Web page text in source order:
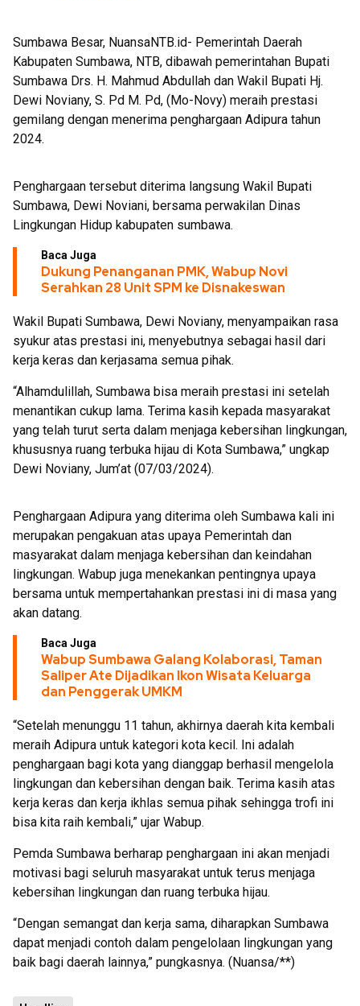
Sumbawa Besar, NuansaNTB.id- Pemerintah Daerah
Kabupaten Sumbawa, NTB, dibawah pemerintahan Bupati
Sumbawa Drs. H. Mahmud Abdullah dan Wakil Bupati Hj.
Dewi Noviany, S. Pd M. Pd, (Mo-Novy) meraih prestasi
gemilang dengan menerima penghargaan Adipura tahun
2024.
Penghargaan tersebut diterima langsung Wakil Bupati
Sumbawa, Dewi Noviani, bersama perwakilan Dinas
Lingkungan Hidup kabupaten sumbawa.
Baca Juga
Dukung Penanganan PMK, Wabup Novi
Serahkan 28 Unit SPM ke Disnakeswan
Wakil Bupati Sumbawa, Dewi Noviany, menyampaikan rasa
syukur atas prestasi ini, menyebutnya sebagai hasil dari
kerja keras dan kerjasama semua pihak.
“Alhamdulillah, Sumbawa bisa meraih prestasi ini setelah
menantikan cukup lama. Terima kasih kepada masyarakat
yang telah turut serta dalam menjaga kebersihan lingkungan,
khususnya ruang terbuka hijau di Kota Sumbawa,” ungkap
Dewi Noviany, Jum’at (07/03/2024).
Penghargaan Adipura yang diterima oleh Sumbawa kali ini
merupakan pengakuan atas upaya Pemerintah dan
masyarakat dalam menjaga kebersihan dan keindahan
lingkungan. Wabup juga menekankan pentingnya upaya
bersama untuk mempertahankan prestasi ini di masa yang
akan datang.
Baca Juga
Wabup Sumbawa Galang Kolaborasi, Taman
Saliper Ate Dijadikan Ikon Wisata Keluarga
dan Penggerak UMKM
“Setelah menunggu 11 tahun, akhirnya daerah kita kembali
meraih Adipura untuk kategori kota kecil. Ini adalah
penghargaan bagi kota yang dianggap berhasil mengelola
lingkungan dan kebersihan dengan baik. Terima kasih atas
kerja keras dan kerja ikhlas semua pihak sehingga trofi ini
bisa kita raih kembali,” ujar Wabup.
Pemda Sumbawa berharap penghargaan ini akan menjadi
motivasi bagi seluruh masyarakat untuk terus menjaga
kebersihan lingkungan dan ruang terbuka hijau.
“Dengan semangat dan kerja sama, diharapkan Sumbawa
dapat menjadi contoh dalam pengelolaan lingkungan yang
baik bagi daerah lainnya,” pungkasnya. (Nuansa/**)